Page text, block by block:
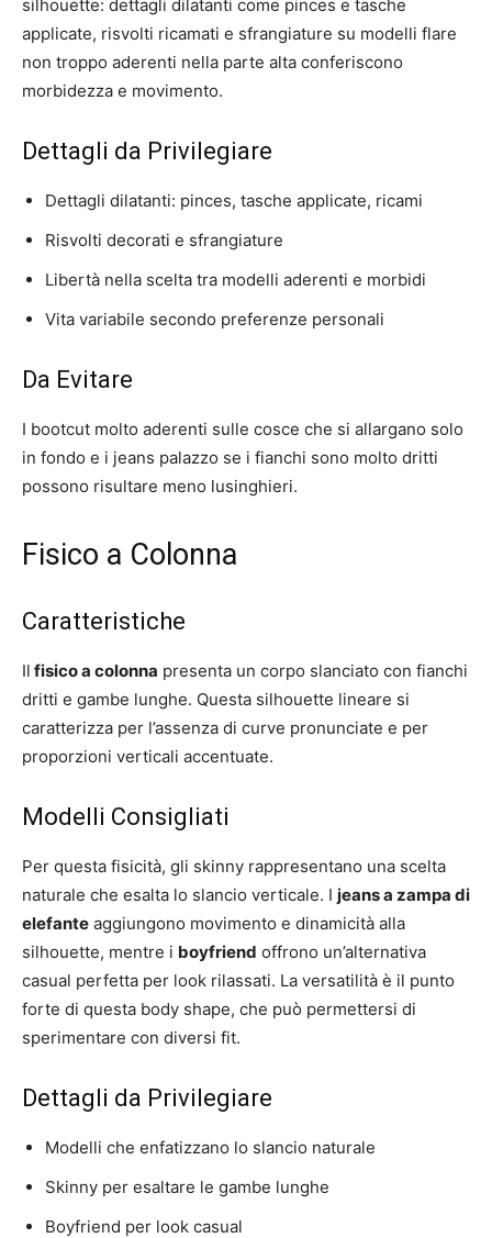
silhouette: dettagli dilatanti come pinces e tasche
applicate, risvolti ricamati e sfrangiature su modelli flare
non troppo aderenti nella parte alta conferiscono
morbidezza e movimento.
Dettagli da Privilegiare
Dettagli dilatanti: pinces, tasche applicate, ricami
Risvolti decorati e sfrangiature
Libertà nella scelta tra modelli aderenti e morbidi
Vita variabile secondo preferenze personali
Da Evitare
I bootcut molto aderenti sulle cosce che si allargano solo
in fondo e i jeans palazzo se i fianchi sono molto dritti
possono risultare meno lusinghieri.
Fisico a Colonna
Caratteristiche
Il fisico a colonna presenta un corpo slanciato con fianchi
dritti e gambe lunghe. Questa silhouette lineare si
caratterizza per l’assenza di curve pronunciate e per
proporzioni verticali accentuate.
Modelli Consigliati
Per questa fisicità, gli skinny rappresentano una scelta
naturale che esalta lo slancio verticale. I jeans a zampa di
elefante aggiungono movimento e dinamicità alla
silhouette, mentre i boyfriend offrono un’alternativa
casual perfetta per look rilassati. La versatilità è il punto
forte di questa body shape, che può permettersi di
sperimentare con diversi fit.
Dettagli da Privilegiare
Modelli che enfatizzano lo slancio naturale
Skinny per esaltare le gambe lunghe
Boyfriend per look casual